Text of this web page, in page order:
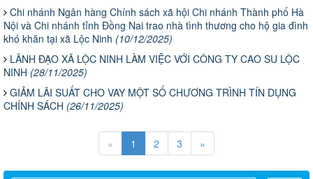
Chi nhánh Ngân hàng Chính sách xã hội Chi nhánh Thành phố Hà
Nội và Chi nhánh tỉnh Đồng Nai trao nhà tình thương cho hộ gia đình
khó khăn tại xã Lộc Ninh (10/12/2025)
LÃNH ĐẠO XÃ LỘC NINH LÀM VIỆC VỚI CÔNG TY CAO SU LỘC
NINH (28/11/2025)
GIẢM LÃI SUẤT CHO VAY MỘT SỐ CHƯƠNG TRÌNH TÍN DỤNG
CHÍNH SÁCH (26/11/2025)
« 1 2 3 »